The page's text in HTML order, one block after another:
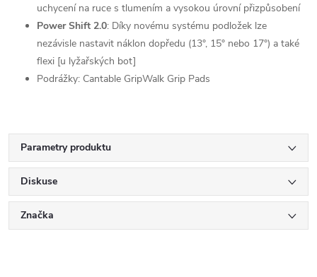
uchycení na ruce s tlumením a vysokou úrovní přizpůsobení
Power Shift 2.0: Díky novému systému podložek lze
nezávisle nastavit náklon dopředu (13°, 15° nebo 17°) a také
flexi [u lyžařských bot]
Podrážky: Cantable GripWalk Grip Pads
Parametry produktu
Diskuse
Značka